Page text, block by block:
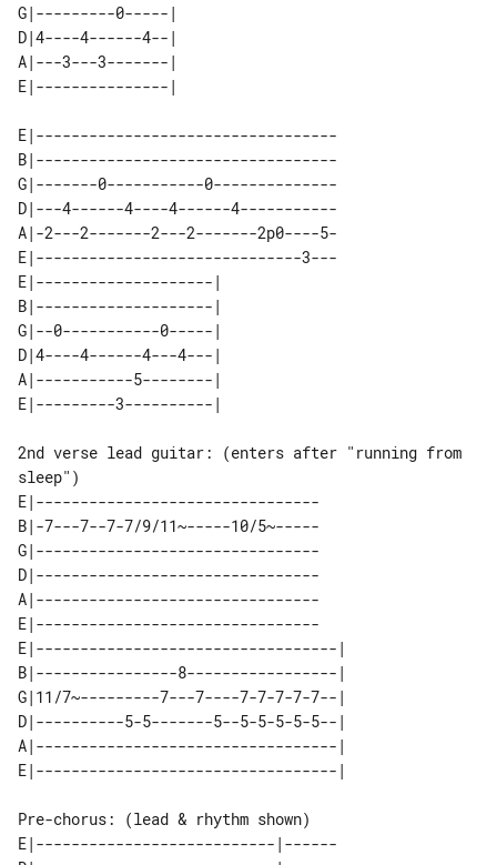
G|---------0-----|
D|4----4------4--|
A|---3---3-------|
E|----------------------------------
B|----------------------------------
G|-------0-----------0--------------
D|---4------4----4------4-----------
A|-2---2-------2---2-------2p0----5-
E|------------------------------3---
E|--------------------|
B|--------------------|
G|--0-----------0-----|
D|4----4------4---4---|
A|-----------5--------|
2nd verse lead guitar: (enters after "running from
sleep")
E|--------------------------------
B|-7---7--7-7/9/11~-----10/5~-----
G|--------------------------------
D|--------------------------------
A|--------------------------------
E|--------------------------------
E|----------------------------------|
B|----------------8-----------------|
G|11/7~---------7---7----7-7-7-7-7--|
D|----------5-5-------5--5-5-5-5-5--|
A|----------------------------------|
Pre-chorus: (lead & rhythm shown)
E|---------------------------|------